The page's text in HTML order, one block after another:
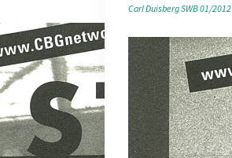
Carl DuisbergSWB 01/2012